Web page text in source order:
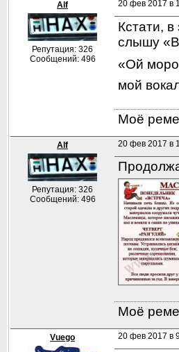
Alf
Репутация: 326
Сообщений: 496
20 фев 2017 в
Кстати,
слышу
«Ой
мой
Моё
Alf
Репутация: 326
Сообщений: 496
20 фев 2017 в
Моё
Vuego 20 фев 2017 в